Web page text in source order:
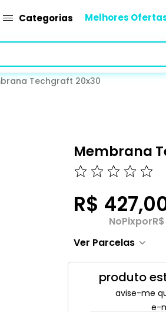
Categorias Melhores
Techgraft 20x30
Membrana
R$
NoPixpor
Ver Parcelas
produto
avise-me
e-